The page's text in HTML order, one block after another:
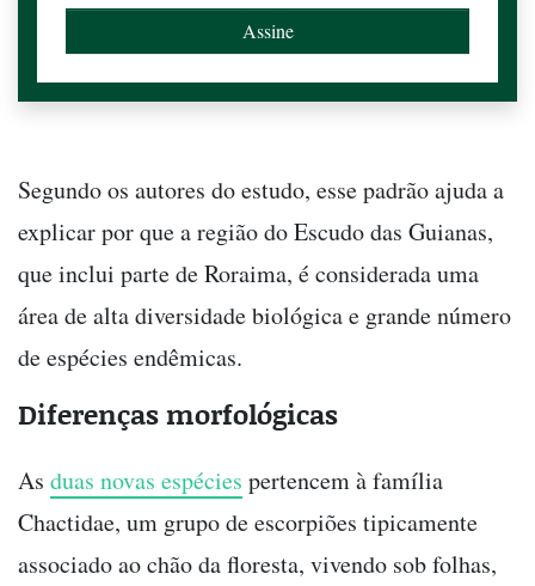
Segundo os autores do estudo, esse padrão ajuda a
explicar por que a região do Escudo das Guianas,
que inclui parte de Roraima, é considerada uma
área de alta diversidade biológica e grande número
de espécies endêmicas.
Diferenças morfológicas
As duas novas espécies pertencem à família
Chactidae, um grupo de escorpiões tipicamente
associado ao chão da floresta, vivendo sob folhas,